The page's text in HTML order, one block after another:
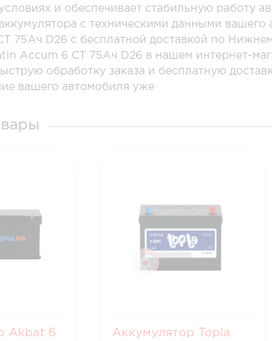
и обеспечивает стабильную работу
с техническими данными
75Ач D26 с бесплатной доставкой по
Accum 6 СТ 75Ач D26 в нашем интернет-
обработку заказа и бесплатную
вашего автомобиля уже
Akbat 6
Аккумулятор Topla